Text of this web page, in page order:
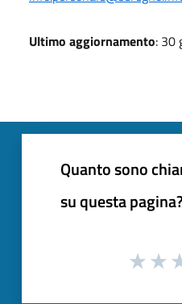
Ultimo aggiornamento: 30
Quanto sono
su questa